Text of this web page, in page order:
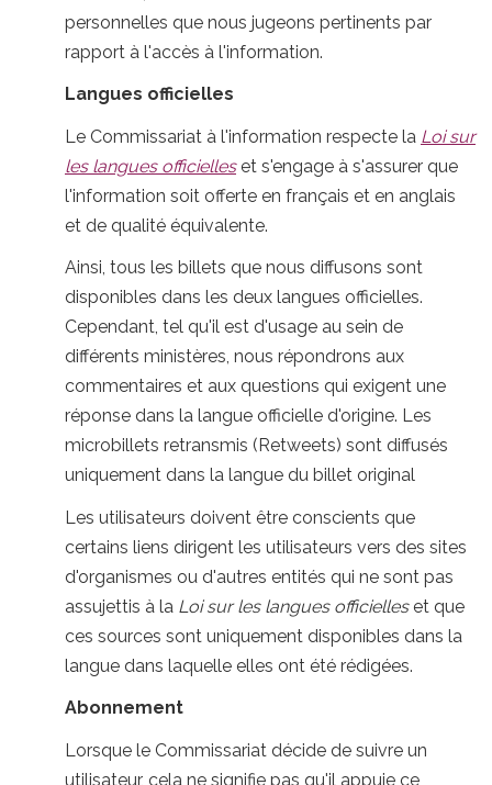
personnelles que nous jugeons pertinents par
rapport à l'accès à l'information.
Langues officielles
Le Commissariat à l'information respecte la Loi sur
les langues officielleset s'engage à s'assurer que
l'information soit offerte en français et en anglais
et de qualité équivalente.
Ainsi, tous les billets que nous diffusons sont
disponibles dans les deux langues officielles.
Cependant, tel qu'il est d'usage au sein de
différents ministères, nous répondrons aux
commentaires et aux questions qui exigent une
réponse dans la langue officielle d'origine. Les
microbillets retransmis (Retweets) sont diffusés
uniquement dans la langue du billet original
Les utilisateurs doivent être conscients que
certains liens dirigent les utilisateurs vers des sites
d'organismes ou d'autres entités qui ne sont pas
assujettis à la Loi sur les langues officielleset que
ces sources sont uniquement disponibles dans la
langue dans laquelle elles ont été rédigées.
Abonnement
Lorsque le Commissariat décide de suivre un
utilisateur, cela ne signifie pas qu'il appuie ce